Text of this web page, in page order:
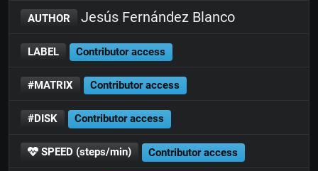
AUTHOR Jesús Fernández Blanco
LABEL Contributor access
#MATRIX Contributor access
#DISK Contributor access
SPEED (steps/min) Contributor access